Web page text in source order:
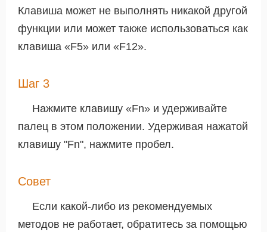
Клавиша может не выполнять никакой другой
функции или может также использоваться как
клавиша «F5» или «F12».
Шаг 3
Нажмите клавишу «Fn» и удерживайте
палец в этом положении. Удерживая нажатой
клавишу "Fn", нажмите пробел.
Совет
Если какой-либо из рекомендуемых
методов не работает, обратитесь за помощью